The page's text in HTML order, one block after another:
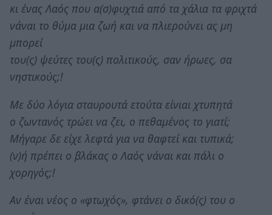
κι ένας Λαός που α(σ)φυχτιά από τα χάλια τα φριχτά
νάναι το θύμα μια ζωή και να πλιερούνει ας μη
μπορεί
του(ς) ψεύτες του(ς) πολιτικούς, σαν ήρωες, σα
νηστικούς;!
Με δύο λόγια σταυρουτά ετούτα είνιαι χτυπητά
ο ζωντανός τρώει να ζει, ο πεθαμένος το γιατί;
Μήγαρε δε είχε λεφτά για να θαφτεί και τυπικά;
(ν)ή πρέπει ο βλάκας ο Λαός νάναι και πάλι ο
χορηγός;!
Αν έναι νέος ο «φτωχός», φτάνει ο δικό(ς) του ο